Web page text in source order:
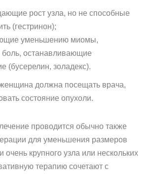
рост узла, но не способные
(гестринон);
уменьшению миомы,
останавливающие
(бусерелин, золадекс).
должна посещать врача,
состояние опухоли.
проводится обычно также
для уменьшения размеров
очень крупного узла или нескольких
терапию сочетают с